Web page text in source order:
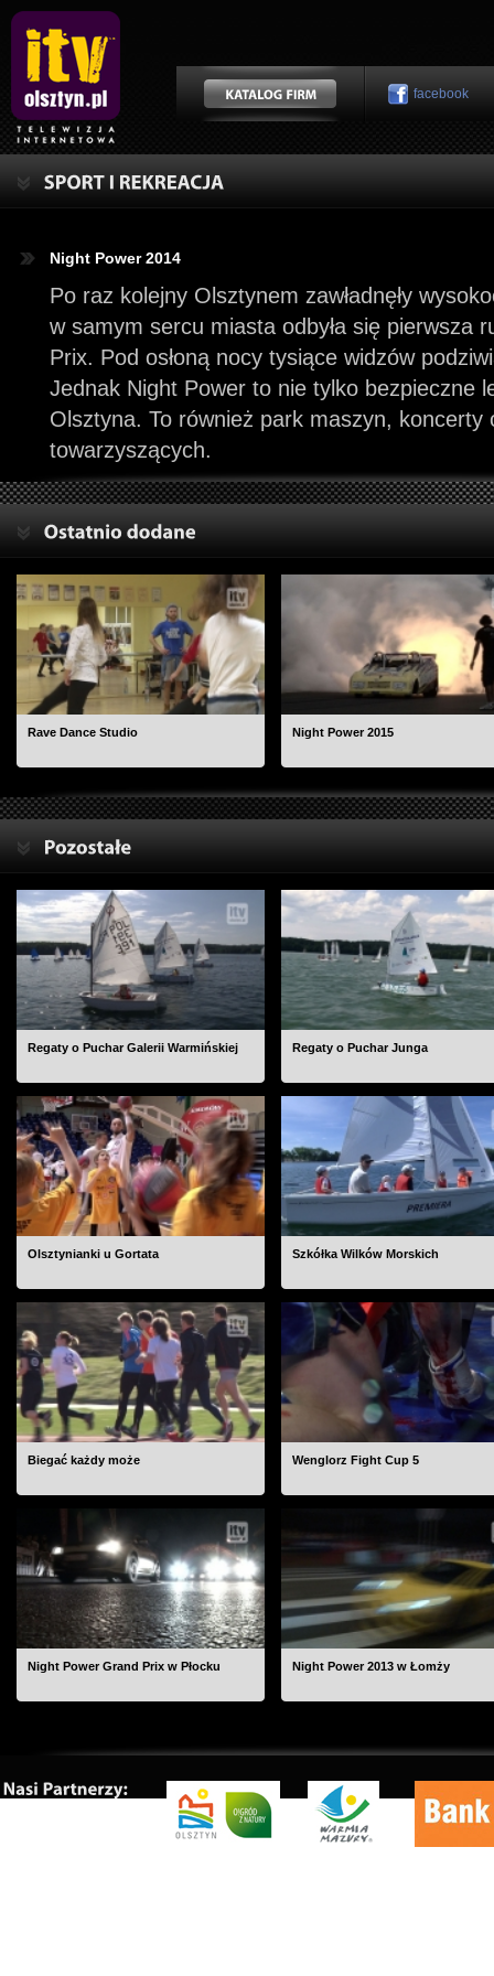
facebook
Night Power 2014
Po raz kolejny Olsztynem zawładnęły
w samym sercu miasta odbyła się pierwsza
Prix. Pod osłoną nocy tysiące widzów
Jednak Night Power to nie tylko bezpieczne
Olsztyna. To również park maszyn, koncerty
towarzyszących.
Rave Dance Studio Night Power 2015
Regaty o Puchar Galerii Warmińskiej Regaty o Puchar Junga
Olsztynianki u Gortata Szkółka Wilków Morskich
Biegać każdy może Wenglorz Fight Cup 5
Night Power Grand Prix w Płocku Night Power 2013 w Łomży